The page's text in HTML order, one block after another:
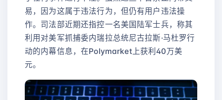
易，因为这属于违法行为，但仍有用户违法操
作。司法部近期还指控一名美国陆军士兵，称其
利用对美军抓捕委内瑞拉总统尼古拉斯·马杜罗行
动的内幕信息，在Polymarket上获利40万美
元。